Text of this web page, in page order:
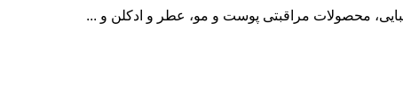
محصولات مراقبتی پوست و مو، عطر و ادکلن و ...